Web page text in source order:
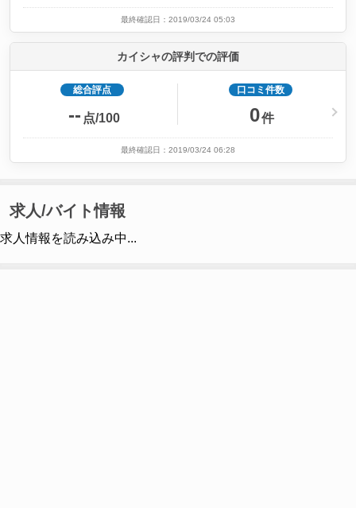
最終確認日：2019/03/24 05:03
カイシャの評判での評価
総合評点
-- 点/100
口コミ件数
0件
最終確認日：2019/03/24 06:28
求人/バイト情報
求人情報を読み込み中...